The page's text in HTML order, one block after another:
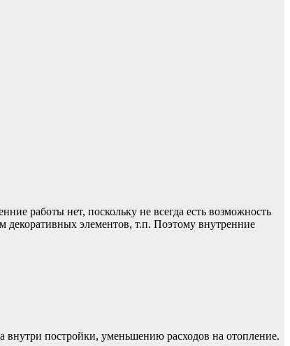
работы нет, поскольку не всегда есть возможность
декоративных элементов, т.п. Поэтому внутренние
постройки, уменьшению расходов на отопление.